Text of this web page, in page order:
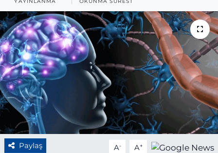
YAYINLANMA OKUNMA SÜRESI
Paylaş A- A+
YAŞAM
DÜNYA
GENEL
GÜNCEL
RESMİ İLAN